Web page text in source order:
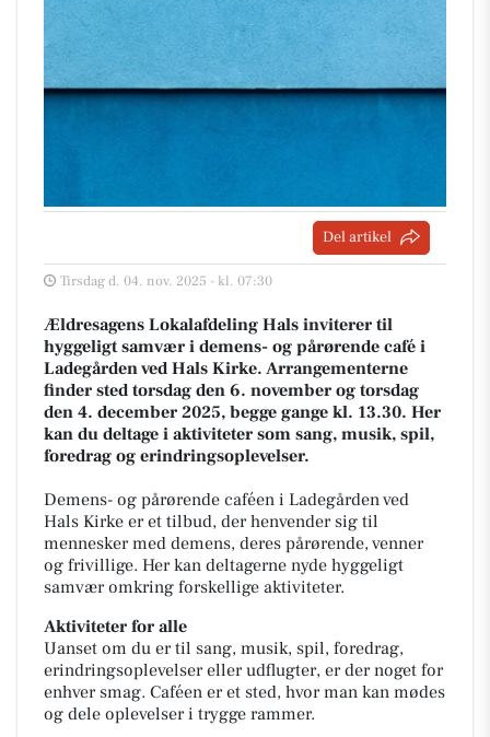
Del artikel
Tirsdag d. 04. nov. 2025 - kl. 07:30
Ældresagens Lokalafdeling Hals inviterer til
hyggeligt samvær i demens- og pårørende café i
Ladegården ved Hals Kirke. Arrangementerne
finder sted torsdag den 6. november og torsdag
den 4. december 2025, begge gange kl. 13.30. Her
kan du deltage i aktiviteter som sang, musik, spil,
foredrag og erindringsoplevelser.
Demens- og pårørende caféen i Ladegården ved
Hals Kirke er et tilbud, der henvender sig til
mennesker med demens, deres pårørende, venner
og frivillige. Her kan deltagerne nyde hyggeligt
samvær omkring forskellige aktiviteter.
Aktiviteter for alle
Uanset om du er til sang, musik, spil, foredrag,
erindringsoplevelser eller udflugter, er der noget for
enhver smag. Caféen er et sted, hvor man kan mødes
og dele oplevelser i trygge rammer.